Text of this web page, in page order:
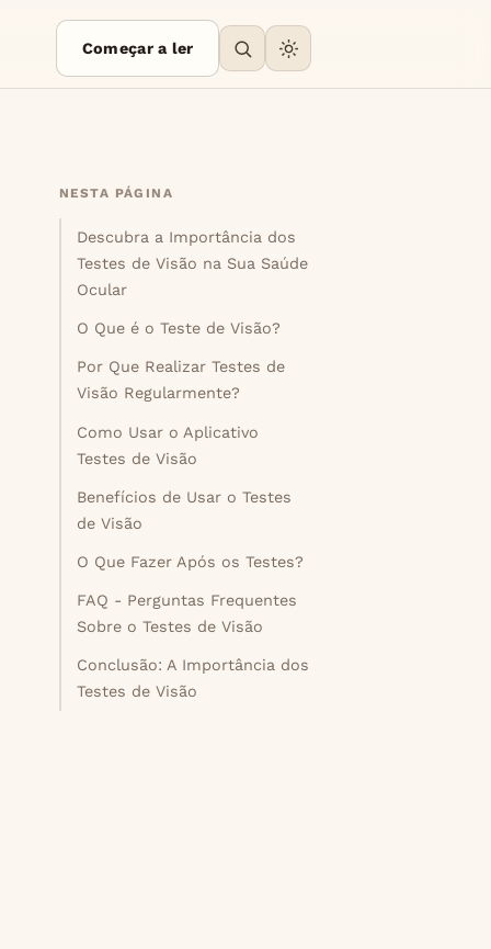
Começar a ler
NESTA PÁGINA
Descubra a Importância dos
Testes de Visão na Sua Saúde
Ocular
O Que é o Teste de Visão?
Por Que Realizar Testes de
Visão Regularmente?
Como Usar o Aplicativo
Testes de Visão
Benefícios de Usar o Testes
de Visão
O Que Fazer Após os Testes?
FAQ - Perguntas Frequentes
Sobre o Testes de Visão
Conclusão: A Importância dos
Testes de Visão